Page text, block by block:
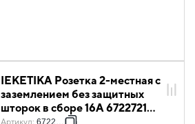
IEKETIKA Розетка 2-местная с
заземлением без защитных
шторок в сборе 16А 6722721
Артикул: 6722721